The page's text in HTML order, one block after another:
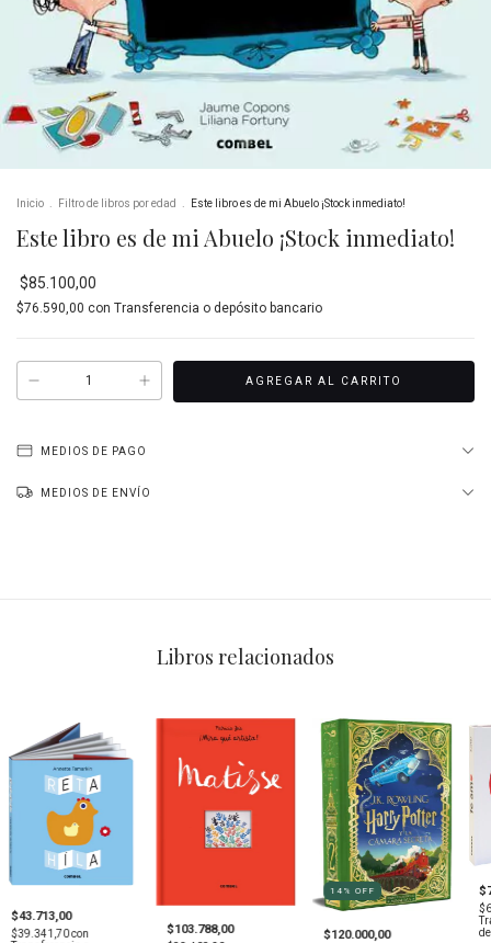
Inicio Filtro de libros por edad Este libro es de mi Abuelo ¡Stock inmediato!
Este libro es de mi Abuelo ¡Stock inmediato!
$85.100,00
$76.590,00 con Transferencia o depósito bancario
MEDIOS DE PAGO
MEDIOS DE ENVÍO
Libros relacionados
$43.713,00
$39.341,70con
$103.788,00
14 % OFF
$120.000,00